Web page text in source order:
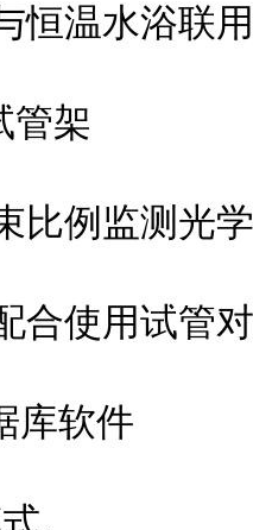
恒温水浴联用
架
例监测光学系
合使用试管对
软件